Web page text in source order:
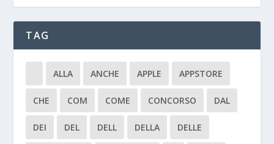
TAG
ALLA ANCHE APPLE APPSTORE
CHE COM COME CONCORSO DAL
DEI DEL DELL DELLA DELLE